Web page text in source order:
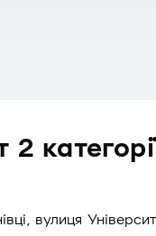
вулиця